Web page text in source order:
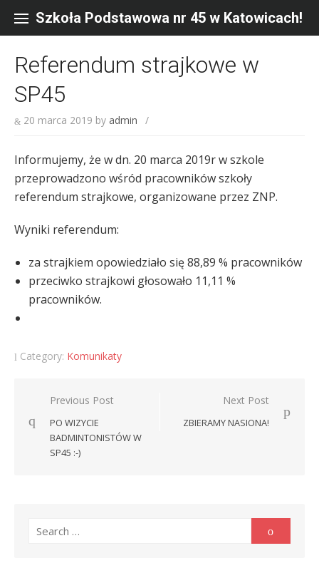
content
Szkoła Podstawowa nr 45 w Katowicach!
Referendum strajkowe w
SP45
20 marca 2019 by admin /
Informujemy, że w dn. 20 marca 2019r w szkole
przeprowadzono wśród pracowników szkoły
referendum strajkowe, organizowane przez ZNP.
Wyniki referendum:
za strajkiem opowiedziało się 88,89 % pracowników
przeciwko strajkowi głosowało 11,11 %
pracowników.
Category: Komunikaty
Nawigacja
wpisu
Previous Post
PO WIZYCIE
BADMINTONISTÓW W
SP45 :-)
Next Post
ZBIERAMY NASIONA!
for: